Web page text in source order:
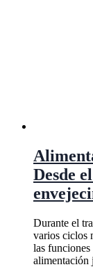
Desde
Durante el
varios ciclos
las funciones
alimentación